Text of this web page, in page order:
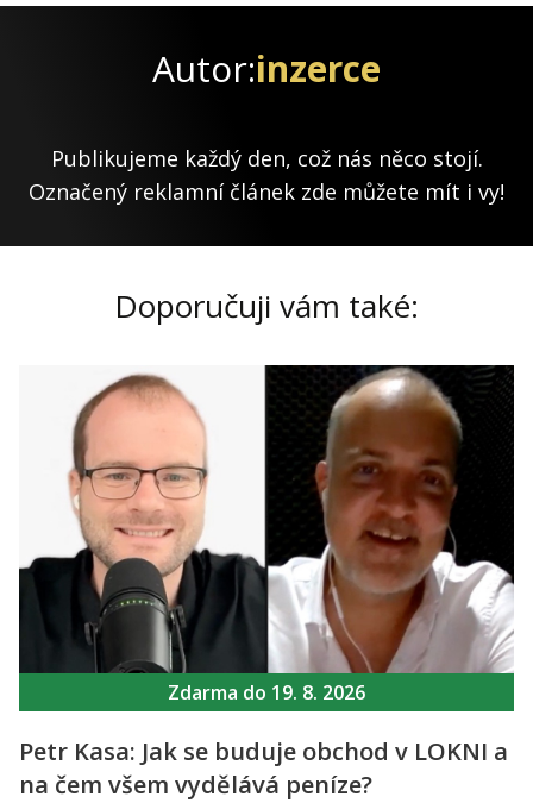
Autor:inzerce
Publikujeme každý den, což nás něco stojí.
Označený reklamní článek zde můžete mít i vy!
Doporučuji vám také:
Zdarma do 19. 8. 2026
Petr Kasa: Jak se buduje obchod v LOKNI a
na čem všem vydělává peníze?